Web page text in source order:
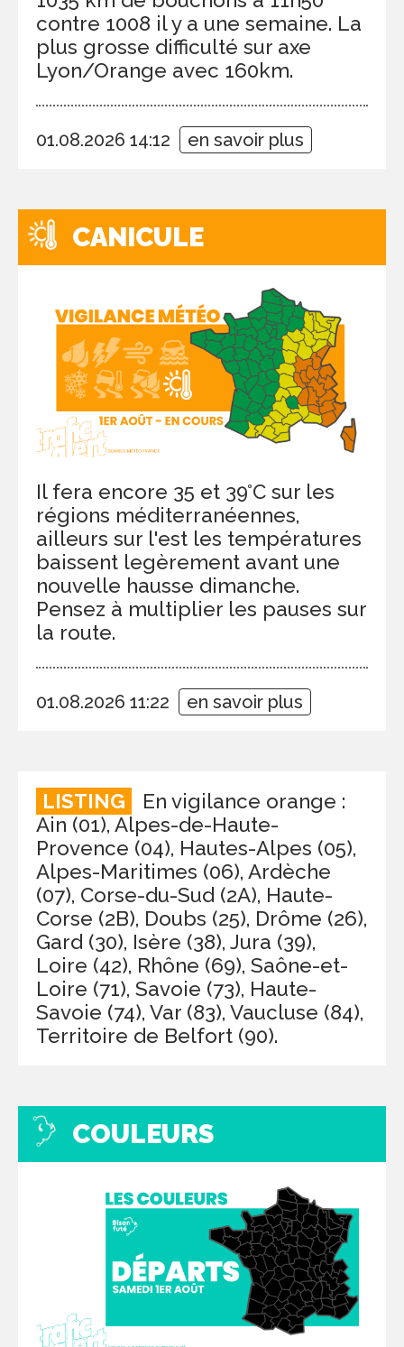
contre 1008 il y a une semaine. La
plus grosse difficulté sur axe
Lyon/Orange avec 160km.
01.08.2026 14:12 en savoir plus
CANICULE
Il fera encore 35 et 39°C sur les
régions méditerranéennes,
ailleurs sur l'est les températures
baissent legèrement avant une
nouvelle hausse dimanche.
Pensez à multiplier les pauses sur
la route.
01.08.2026 11:22 en savoir plus
LISTING
En vigilance orange :
Ain (01), Alpes-de-Haute-
Provence (04), Hautes-Alpes (05),
Alpes-Maritimes (06), Ardèche
(07), Corse-du-Sud (2A), Haute-
Corse (2B), Doubs (25), Drôme (26),
Gard (30), Isère (38), Jura (39),
Loire (42), Rhône (69), Saône-et-
Loire (71), Savoie (73), Haute-
Savoie (74), Var (83), Vaucluse (84),
Territoire de Belfort (90).
COULEURS